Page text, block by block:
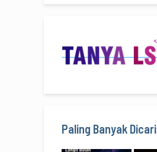
Paling Banyak Dicari